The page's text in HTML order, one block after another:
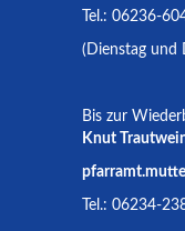
Tel.: 06236-
(Dienstag und
Bis zur
Knut
Tel.: 06234-